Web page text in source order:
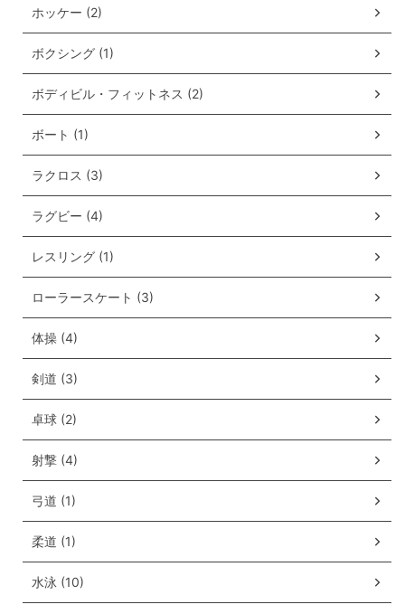
ホッケー (2)
ボクシング (1)
ボディビル・フィットネス (2)
ボート (1)
ラクロス (3)
ラグビー (4)
レスリング (1)
ローラースケート (3)
体操 (4)
剣道 (3)
卓球 (2)
射撃 (4)
弓道 (1)
柔道 (1)
水泳 (10)